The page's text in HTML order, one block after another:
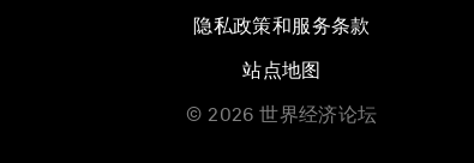
隐私政策和服务条款
站点地图
© 2026 世界经济论坛